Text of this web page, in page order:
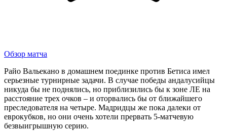
Обзор матча
Райо Вальекано в домашнем поединке против Бетиса имел
серьезные турнирные задачи. В случае победы андалусийцы
никуда бы не поднялись, но приблизились бы к зоне ЛЕ на
расстояние трех очков – и оторвались бы от ближайшего
преследователя на четыре. Мадридцы же пока далеки от
еврокубков, но они очень хотели прервать 5-матчевую
безвыигрышную серию.